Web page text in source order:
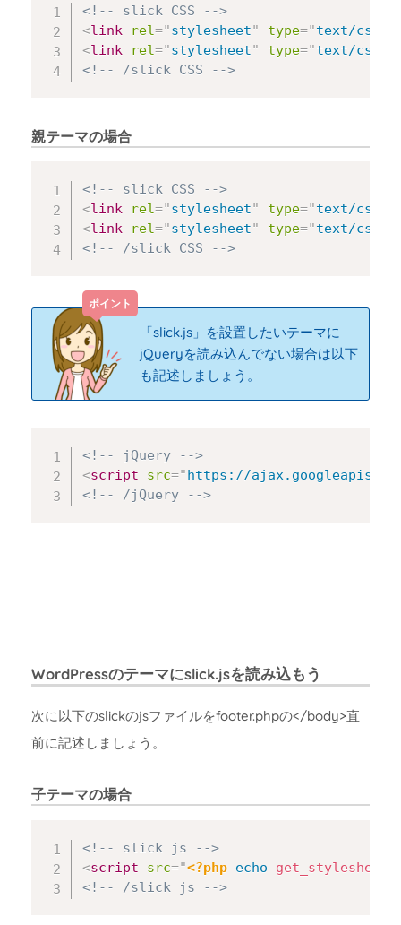
<!-- slick CSS -->
<link rel="stylesheet" type="text/css
<link rel="stylesheet" type="text/css
<!-- /slick CSS -->
親テーマの場合
<!-- slick CSS -->
<link rel="stylesheet" type="text/css
<link rel="stylesheet" type="text/css
<!-- /slick CSS -->
「slick.js」を設置したいテーマに
jQueryを読み込んでない場合は以下
も記述しましょう。
<!-- jQuery -->
<script src=" https://
<!-- /jQuery -->
WordPressのテーマにslick.jsを読み込もう
次に以下のslickのjsファイルをfooter.phpの</body>直
前に記述しましょう。
子テーマの場合
<!-- slick js -->
<script src="<?php echo
<!-- /slick js -->